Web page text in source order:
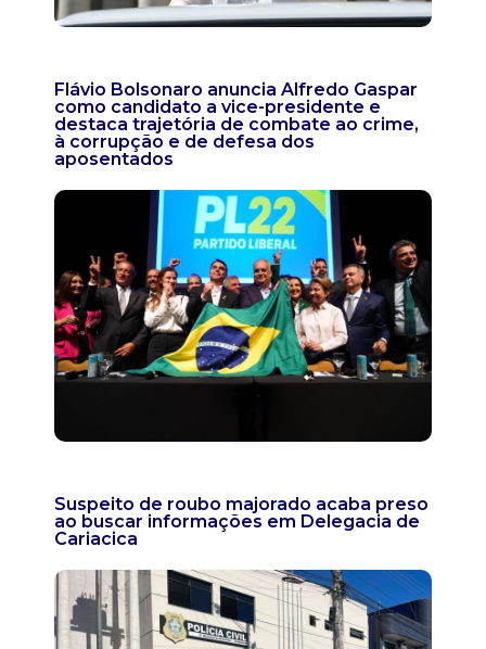
Flávio Bolsonaro anuncia Alfredo Gaspar
como candidato a vice-presidente e
destaca trajetória de combate ao crime,
à corrupção e de defesa dos
aposentados
Suspeito de roubo majorado acaba preso
ao buscar informações em Delegacia de
Cariacica